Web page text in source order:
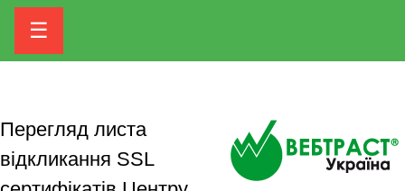
☰
Перегляд листа
відкликання SSL